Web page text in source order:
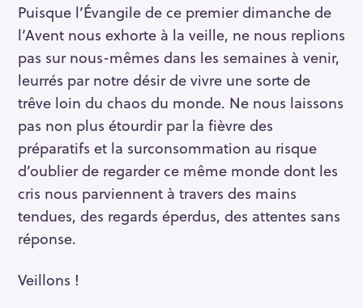
Puisque l’Évangile de ce premier dimanche de
l’Avent nous exhorte à la veille, ne nous replions
pas sur nous-mêmes dans les semaines à venir,
leurrés par notre désir de vivre une sorte de
trêve loin du chaos du monde. Ne nous laissons
pas non plus étourdir par la fièvre des
préparatifs et la surconsommation au risque
d’oublier de regarder ce même monde dont les
cris nous parviennent à travers des mains
tendues, des regards éperdus, des attentes sans
réponse.
Veillons !